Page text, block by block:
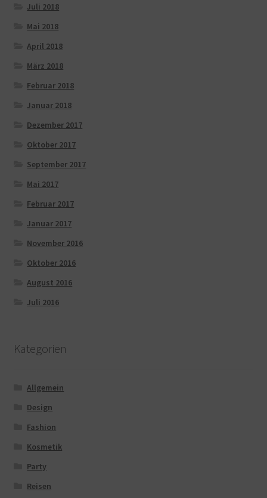
Juli 2018
Mai 2018
April 2018
März 2018
Februar 2018
Januar 2018
Dezember 2017
Oktober 2017
September 2017
Mai 2017
Februar 2017
Januar 2017
November 2016
Oktober 2016
August 2016
Juli 2016
Kategorien
Allgemein
Design
Fashion
Kosmetik
Party
Reisen